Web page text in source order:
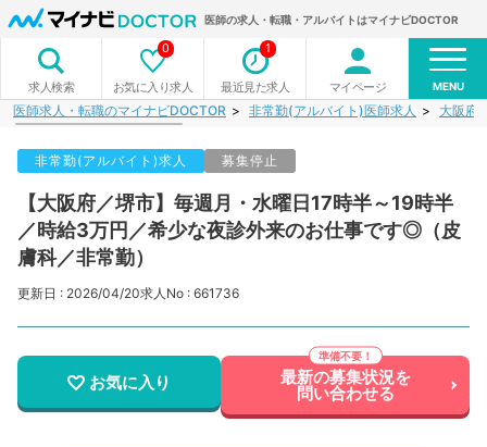
医師の求人・転職・アルバイトはマイナビDOCTOR
求人検索 お気に入り求人
0
最近見た求人
1
マイページ MENU
医師求人・転職のマイナビDOCTOR 非常勤(アルバイト)医師求人 大阪府
非常勤(アルバイト)求人 募集停止
【大阪府／堺市】毎週月・水曜日17時半～19時半
／時給3万円／希少な夜診外来のお仕事です◎（皮
膚科／非常勤）
更新日 : 2026/04/20求人No : 661736
お気に入り 最新の募集状況を
問い合わせる